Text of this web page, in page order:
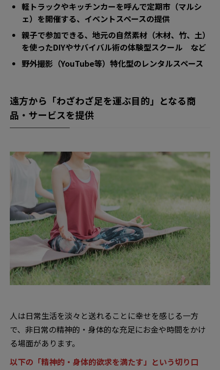
軽トラックやキッチンカーを呼んで定期市（マルシ
ェ）を開催する、イベントスペースの提供
親子で参加できる、地元の自然素材（木材、竹、土）
を使ったDIYやサバイバル術の体験型スクール など
野外撮影（YouTube等）特化型のレンタルスペース
遠方から「わざわざ足を運ぶ目的」となる商
品・サービスを提供
人は日常生活を淡々と送れることに幸せを感じる一方
で、非日常の精神的・身体的な充足にお金や時間をかけ
る場面があります。
以下の「精神的・身体的欲求を満たす」という切り口